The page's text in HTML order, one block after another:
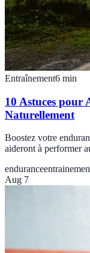
Entraînement6 min
10 Astuces pour
Naturellement
Boostez votre
aideront à performer
endurance
Aug 7